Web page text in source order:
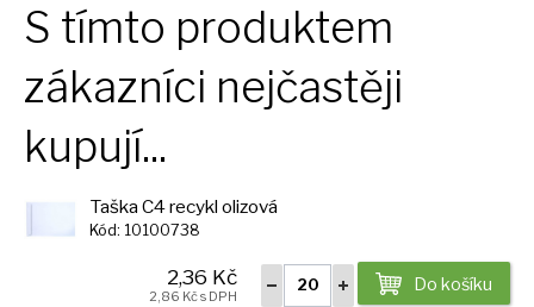
S tímto produktem
zákazníci nejčastěji
kupují...
Taška C4 recykl olizová
Kód: 10100738
Do košíku
2,36 Kč
2,86 Kč s DPH